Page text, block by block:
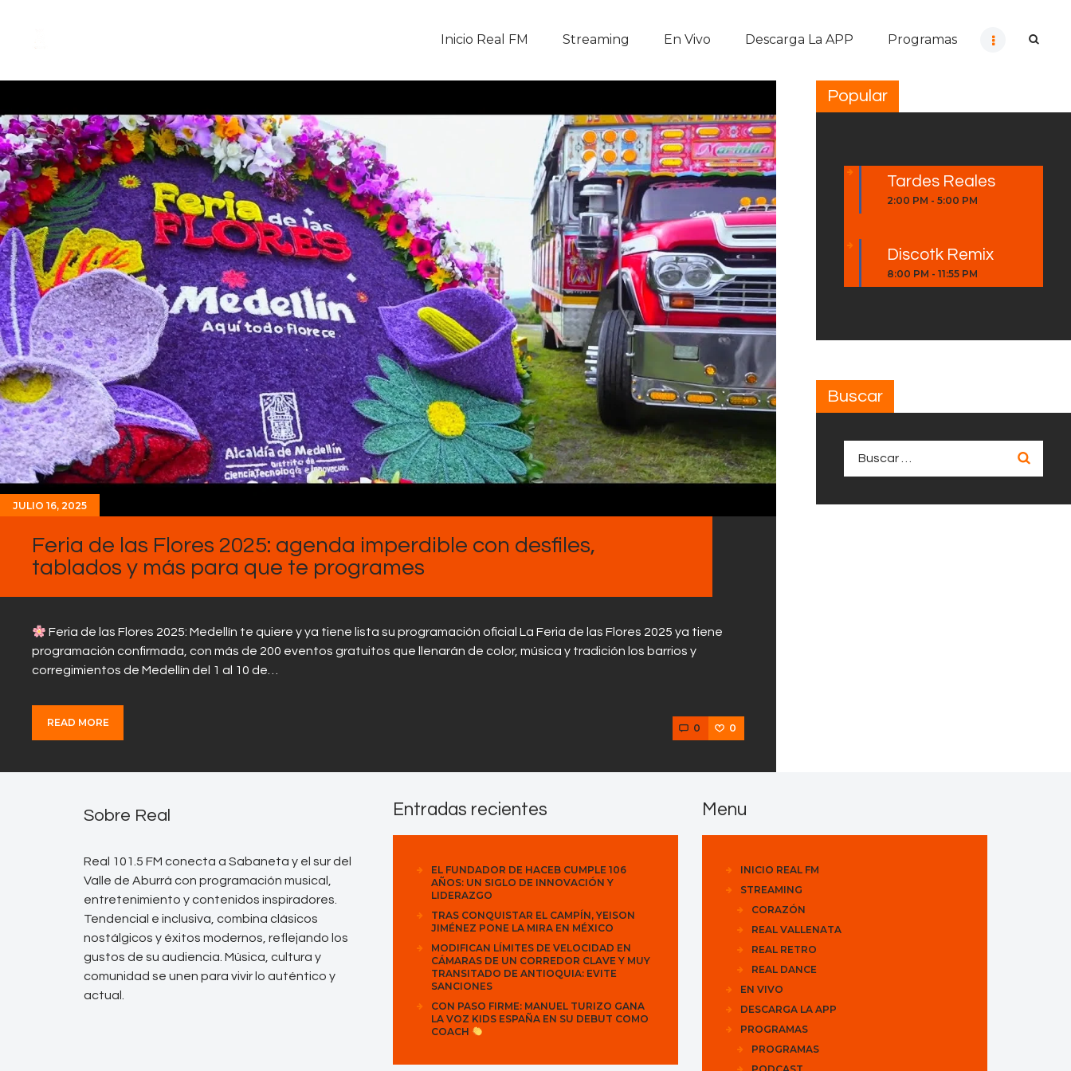
Inicio Real FM Streaming En Vivo Descarga La APP Programas
En Vivo
Descarga La APP
Programas
Noticias
Equipo
Sobre Nosotros
Contactos
JULIO 16, 2025
Feria de las Flores 2025: agenda imperdible con desfiles,
tablados y más para que te programes
Feria de las Flores 2025: Medellín te quiere y ya tiene lista su programación oficial La Feria de las Flores 2025 ya tiene
programación confirmada, con más de 200 eventos gratuitos que llenarán de color, música y tradición los barrios y
corregimientos de Medellín del 1 al 10 de…
READ MORE 0 0
Popular
Tardes Reales
2:00 PM -5:00 PM
Discotk Remix
8:00 PM -11:55 PM
Buscar
Sobre Real
Real 101.5 FM conecta a Sabaneta y el sur del
Valle de Aburrá con programación musical,
entretenimiento y contenidos inspiradores.
Tendencial e inclusiva, combina clásicos
nostálgicos y éxitos modernos, reflejando los
gustos de su audiencia. Música, cultura y
comunidad se unen para vivir lo auténtico y
actual.
Entradas recientes
EL FUNDADOR DE HACEB CUMPLE 106
AÑOS: UN SIGLO DE INNOVACIÓN Y
LIDERAZGO
TRAS CONQUISTAR EL CAMPÍN, YEISON
JIMÉNEZ PONE LA MIRA EN MÉXICO
MODIFICAN LÍMITES DE VELOCIDAD EN
CÁMARAS DE UN CORREDOR CLAVE Y MUY
TRANSITADO DE ANTIOQUIA: EVITE
SANCIONES
CON PASO FIRME: MANUEL TURIZO GANA
LA VOZ KIDS ESPAÑA EN SU DEBUT COMO
COACH
Menu
INICIO REAL FM
STREAMING
CORAZÓN
REAL VALLENATA
REAL RETRO
REAL DANCE
EN VIVO
DESCARGA LA APP
PROGRAMAS
PROGRAMAS